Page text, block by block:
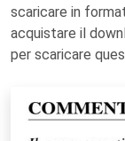
scaricare in
acquistare il
per scaricare